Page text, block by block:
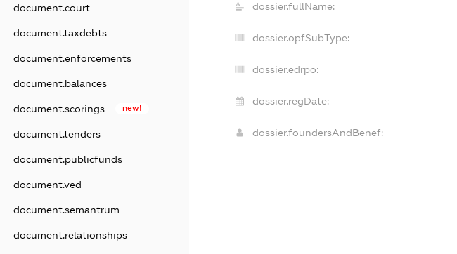
document.court
document.taxdebts
document.enforcements
document.balances
document.scorings new!
document.tenders
document.publicfunds
document.ved
document.semantrum
document.relationships
dossier.fullName:
dossier.opfSubType:
dossier.edrpo:
dossier.regDate:
dossier.foundersAndBenef: